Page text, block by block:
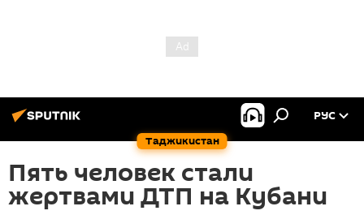
Таджикистан
РУС
Пять человек стали
жертвами ДТП на Кубани